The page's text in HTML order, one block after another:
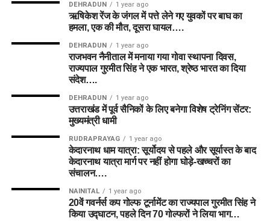
DEHRADUN 1 year ago
ऋषिकेश रेंज के जंगल में पत्ते लेने गए युवकों पर बाघ का
हमला, एक की मौत, दूसरा घायल….
DEHRADUN 1 year ago
राजभवन नैनीताल में मनाया गया गोवा स्थापना दिवस,
राज्यपाल गुरमीत सिंह ने एक भारत, श्रेष्ठ भारत का दिया
संदेश….
DEHRADUN 1 year ago
उत्तराखंड में पूर्व सैनिकों के लिए बनेगा विशेष ट्रेनिंग सेंटर:
मुख्यमंत्री धामी
RUDRAPRAYAG 1 year ago
केदारनाथ धाम यात्रा: सूर्योदय से पहले और सूर्यास्त के बाद
केदारनाथ यात्रा मार्ग पर नहीं होगा घोड़े-खच्चरों का
संचालन….
NAINITAL 1 year ago
20वें गवर्नर्स कप गोल्फ टूर्नामेंट का राज्यपाल गुरमीत सिंह ने
किया उद्घाटन, पहले दिन 70 गोल्फरों ने लिया भाग…